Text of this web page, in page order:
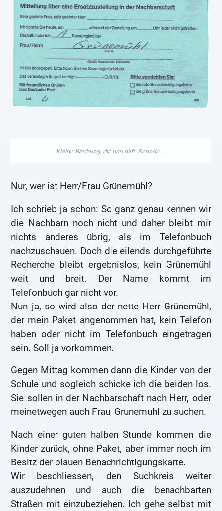
Nur, wer ist Herr/Frau Grünemühl?
Ich schrieb ja schon: So ganz genau kennen wir
die Nachbarn noch nicht und daher bleibt mir
nichts anderes übrig, als im Telefonbuch
nachzuschauen. Doch die eilends durchgeführte
Recherche bleibt ergebnislos, kein Grünemühl
weit und breit. Der Name kommt im
Telefonbuch gar nicht vor.
Nun ja, so wird also der nette Herr Grünemühl,
der mein Paket angenommen hat, kein Telefon
haben oder nicht im Telefonbuch eingetragen
sein. Soll ja vorkommen.
Gegen Mittag kommen dann die Kinder von der
Schule und sogleich schicke ich die beiden los.
Sie sollen in der Nachbarschaft nach Herr, oder
meinetwegen auch Frau, Grünemühl zu suchen.
Nach einer guten halben Stunde kommen die
Kinder zurück, ohne Paket, aber immer noch im
Besitz der blauen Benachrichtigungskarte.
Wir beschliessen, den Suchkreis weiter
auszudehnen und auch die benachbarten
Straßen mit einzubeziehen. Ich gehe selbst mit